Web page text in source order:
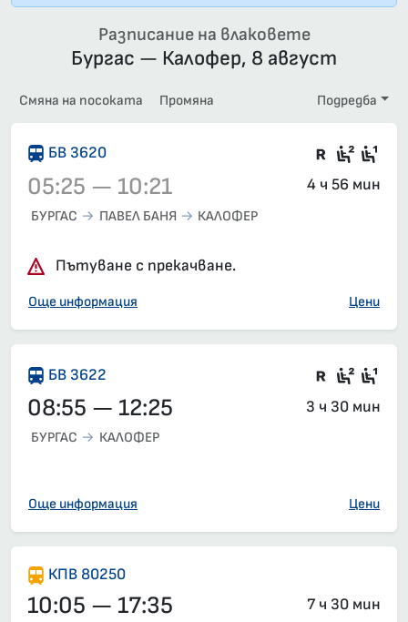
Разписание на влаковете
Бургас — Калофер, 8 август
Смяна на посоката Промяна Подредба
БВ 3620 Във
05:25 — 10:21 4 ч 56 мин
БУРГАС ПАВЕЛ БАНЯ КАЛОФЕР
Пътуване с прекачване.
Още информация Цени
БВ 3622 Във
08:55 — 12:25 3 ч 30 мин
БУРГАС КАЛОФЕР
Още информация Цени
КПВ 80250
10:05 — 17:35 7 ч 30 мин